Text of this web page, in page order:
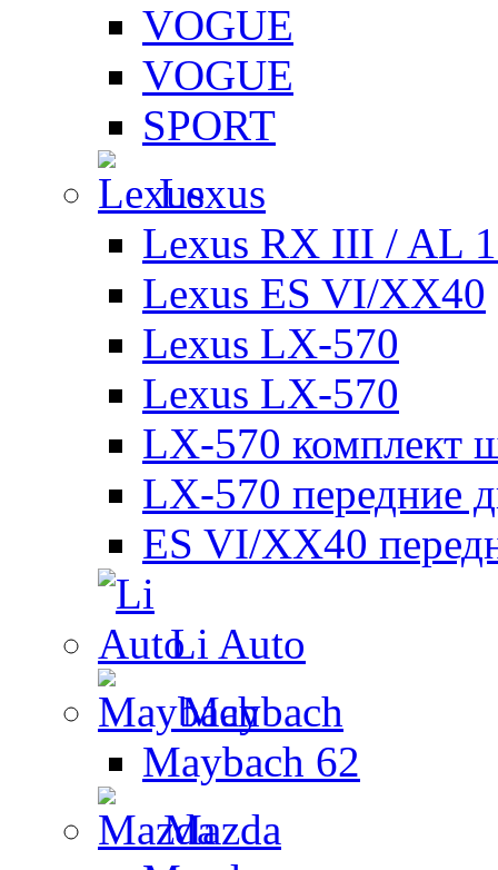
VOGUE
VOGUE
SPORT
Lexus
Lexus RX III / AL
Lexus ES VI/XX40
Lexus LX-570
Lexus LX-570
LX-570 комплект
LX-570 передние
ES VI/XX40
Li Auto
Maybach
Maybach 62
Mazda